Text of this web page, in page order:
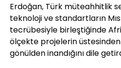
Erdoğan, Türk müteahhitlik
teknoloji ve standartların
tecrübesiyle birleştiğinde
ölçekte projelerin
gönülden inandığını dile